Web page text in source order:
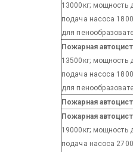
13000кг; мощность
подача насоса
для
Пожарная
13500кг; мощность
подача насоса
для
Пожарная
Пожарная
19000кг; мощность
подача насоса